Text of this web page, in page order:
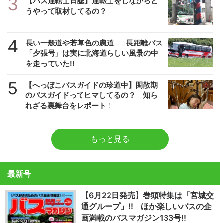
うやって取材してるの？
4
長い一般道や若草色の農道……長距離バス
「夕張号」は実に北海道らしい風景の中
を走っていた!!
5
【へっぽこバスガイドの珍道中】閑散期
のバスガイドってヒマしてるの？ 知ら
れざる裏舞台をレポート！
もっと見る
最新号
【6月22日発売】巻頭特集は「宮城交
通グループ」!! ほか楽しいバスの企
画満載のバスマガジン133号!!